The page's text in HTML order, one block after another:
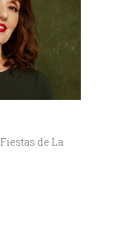
de La